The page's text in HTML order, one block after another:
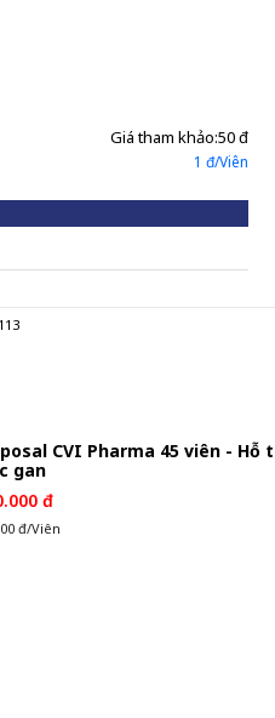
Giá tham khảo:50 đ
1 đ/Viên
CVI Pharma 45 viên - Hỗ
gan
đ
đ/Viên